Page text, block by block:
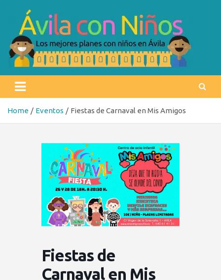
content
Ávila con niños
Home Eventos Fiestas de Carnaval en Mis Amigos
Fiestas de
Carnaval en Mis